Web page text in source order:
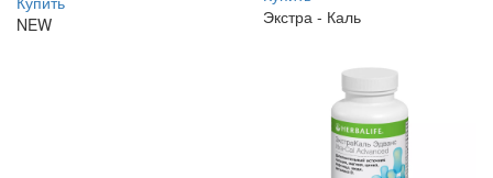
NEW
Экстра - Каль